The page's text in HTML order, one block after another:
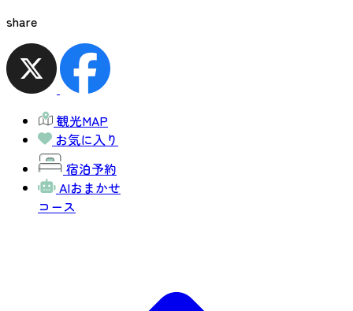
share
観光MAP
お気に入り
宿泊予約
AIおまかせ
コース